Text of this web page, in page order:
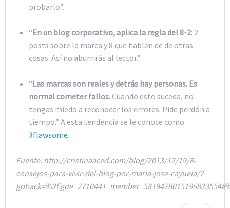
probarlo”.
“En un blog corporativo, aplica la regla del 8-2: 2
posts sobre la marca y 8 que hablen de de otras
cosas. Así no aburrirás al lector.”
“Las marcas son reales y detrás hay personas. Es
normal cometer fallos. Cuando esto suceda, no
tengas miedo a reconocer los errores. Pide perdón a
tiempo.” A esta tendencia se le conoce como
#flawsome.
Fuente: http://cristinaaced.com/blog/2013/12/19/8-
consejos-para-vivir-del-blog-por-maria-jose-cayuela/?